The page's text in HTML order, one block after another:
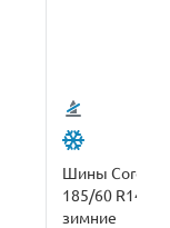
Шины
185/60 R14
зимние